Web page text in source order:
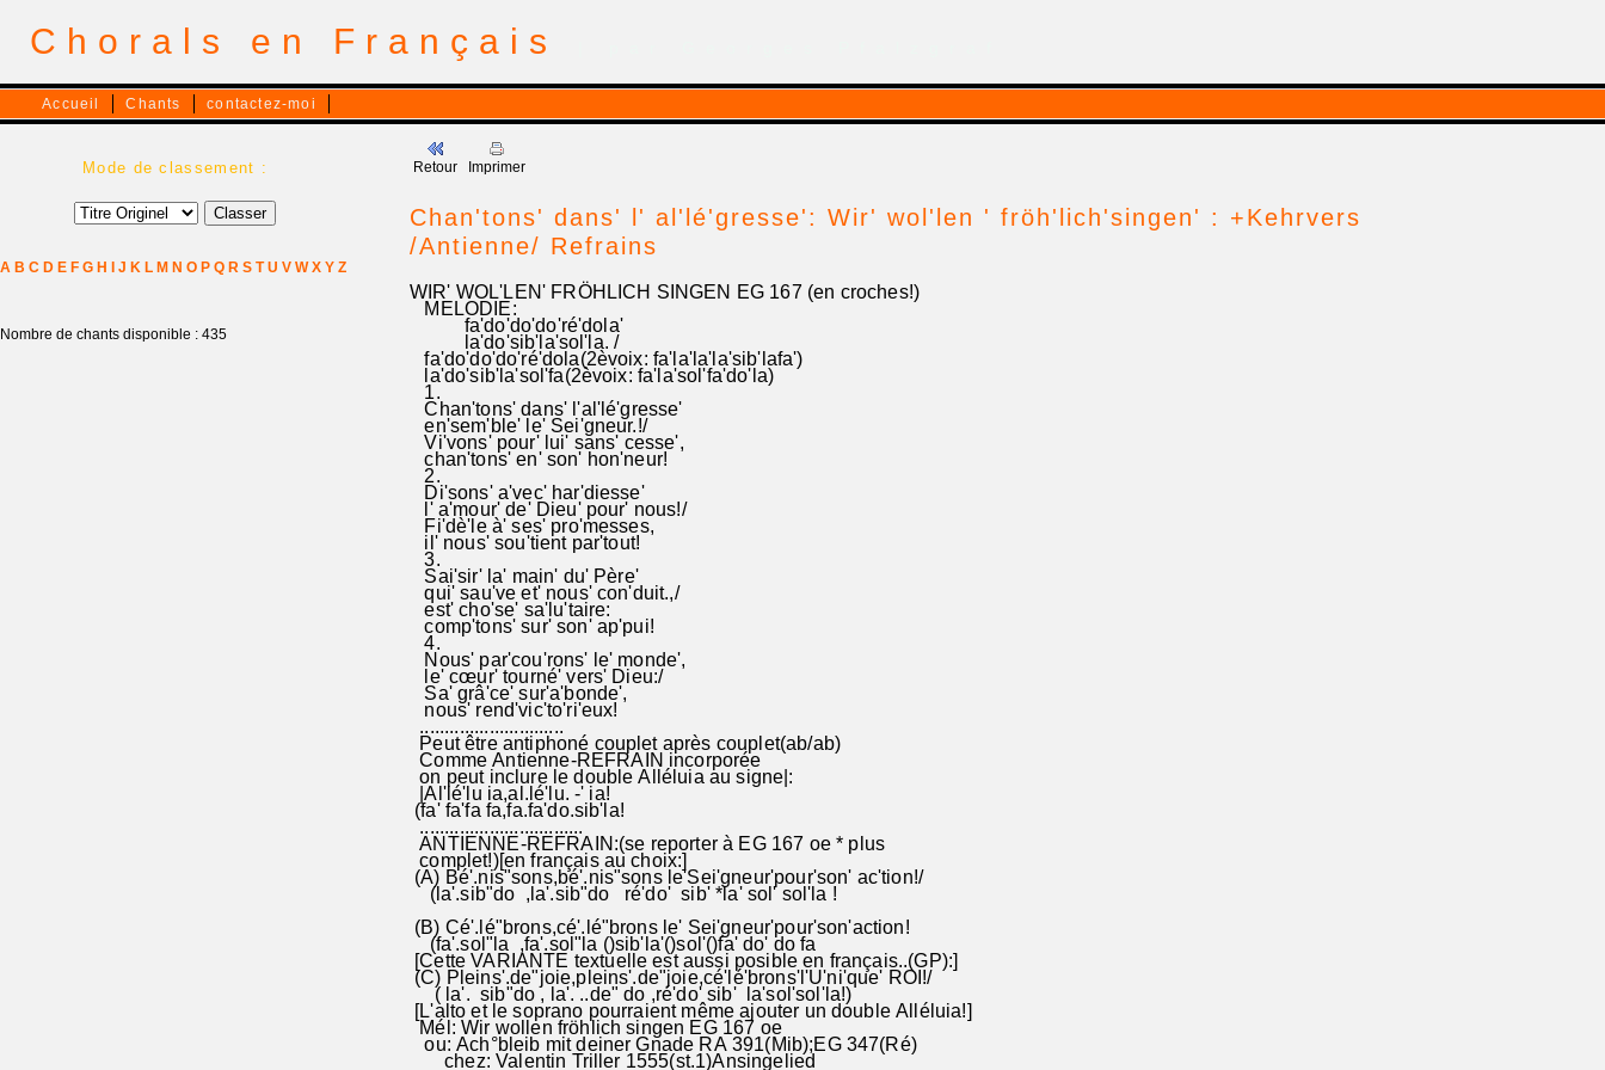
Chorals en Français
Accueil Chants contactez-moi
Mode de classement :
A B C D E F G H J K L M N O P Q R S T U V W X Y Z
Nombre de chants disponible : 435
Retour Imprimer
Chan'tons' dans' l' al'lé'gresse': Wir' wol'len ' fröh'lich'singen' : +Kehrvers
/Antienne/ Refrains
WIR' WOL'LEN' FRÖHLICH SINGEN EG 167 (en croches!)
MELODIE:
fa'do'do'do'ré'dola'
la'do'sib'la'sol'la. /
fa'do'do'do'ré'dola(2èvoix: fa'la'la'la'sib'lafa')
la'do'sib'la'sol'fa(2èvoix: fa'la'sol'fa'do'la)
1.
Chan'tons' dans' l'al'lé'gresse'
en'sem'ble' le' Sei'gneur.!/
Vi'vons' pour' lui' sans' cesse',
chan'tons' en' son' hon'neur!
2.
Di'sons' a'vec' har'diesse'
l' a'mour' de' Dieu' pour' nous!/
Fi'dè'le à' ses' pro'messes,
il' nous' sou'tient par'tout!
3.
Sai'sir' la' main' du' Père'
qui' sau've et' nous' con'duit.,/
est' cho'se' sa'lu'taire:
comp'tons' sur' son' ap'pui!
4.
Nous' par'cou'rons' le' monde',
le' cœur' tourné' vers' Dieu:/
Sa' grâ'ce' sur'a'bonde',
nous' rend'vic'to'ri'eux!
.............................
Peut être antiphoné couplet après couplet(ab/ab)
Comme Antienne-REFRAIN incorporée
on peut inclure le double Alléluia au signe|:
|Al'lé'lu ia,al.lé'lu. -' ia!
(fa' fa'fa fa,fa.fa'do.sib'la!
.................................
ANTIENNE-REFRAIN:(se reporter à EG 167 oe * plus
complet!)[en français au choix:]
(A) Bé'.nis"sons,bé'.nis"sons le'Sei'gneur'pour'son' ac'tion!/
(la'.sib"do ,la'.sib"do ré'do' sib' *la' sol' sol'la !
(B) Cé'.lé"brons,cé'.lé"brons le' Sei'gneur'pour'son'action!
(fa'.sol"la ,fa'.sol"la ()sib'la'()sol'()fa' do' do fa
[Cette VARIANTE textuelle est aussi posible en français..(GP):]
(C) Pleins'.de"joie,pleins'.de"joie,cé'lé'brons'l'U'ni'que' ROI!/
( la'. sib"do , la'. ..de" do ,ré'do' sib' la'sol'sol'la!)
[L'alto et le soprano pourraient même ajouter un double Alléluia!]
Mél: Wir wollen fröhlich singen EG 167 oe
ou: Ach°bleib mit deiner Gnade RA 391(Mib);EG 347(Ré)
chez: Valentin Triller 1555(st.1)Ansingelied